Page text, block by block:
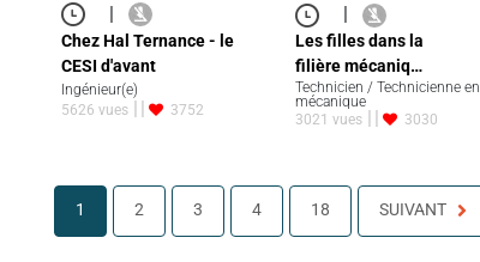
|
Chez Hal Ternance - le
CESI d'avant
Ingénieur(e)
5626 vues
3752
Les filles dans la
filière mécaniq…
Technicien / Technicienne en
mécanique
3021 vues
3030
1 2 3 4 18 SUIVANT